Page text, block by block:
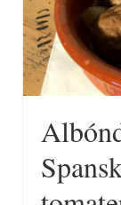
Fugl
Snacks
Supper